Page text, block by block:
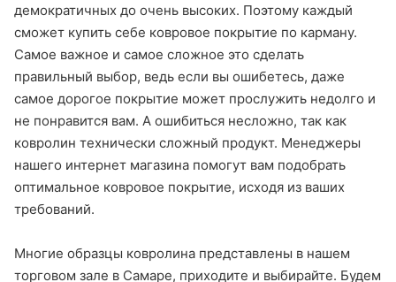
демократичных до очень высоких. Поэтому каждый
сможет купить себе ковровое покрытие по карману.
Самое важное и самое сложное это сделать
правильный выбор, ведь если вы ошибетесь, даже
самое дорогое покрытие может прослужить недолго и
не понравится вам. А ошибиться несложно, так как
ковролин технически сложный продукт. Менеджеры
нашего интернет магазина помогут вам подобрать
оптимальное ковровое покрытие, исходя из ваших
требований.
Многие образцы ковролина представлены в нашем
торговом зале в Самаре, приходите и выбирайте. Будем